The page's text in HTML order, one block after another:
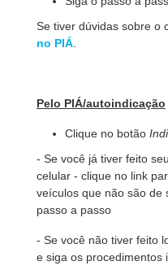
Se tiver dúvidas sobre o
no PIÁ
Pelo PIÁ/autoindicação
Clique no botão
- Se você já tiver feito
celular - clique no link
veículos que não são de
passo a passo
- Se você não tiver feito
e siga os procedimentos